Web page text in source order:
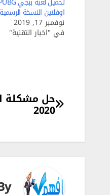
اوفلاين النسخة الرسمية
نوفمبر 17, 2019
في "اخبار التقنية"
تصفّح
المقالات
حل مشكلة
2020